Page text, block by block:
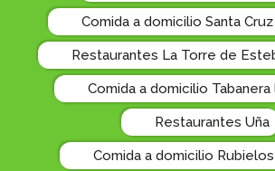
Comida a domicilio Santa
Restaurantes La Torre de
Comida a domicilio Tabanera
Restaurantes Uña
Comida a domicilio